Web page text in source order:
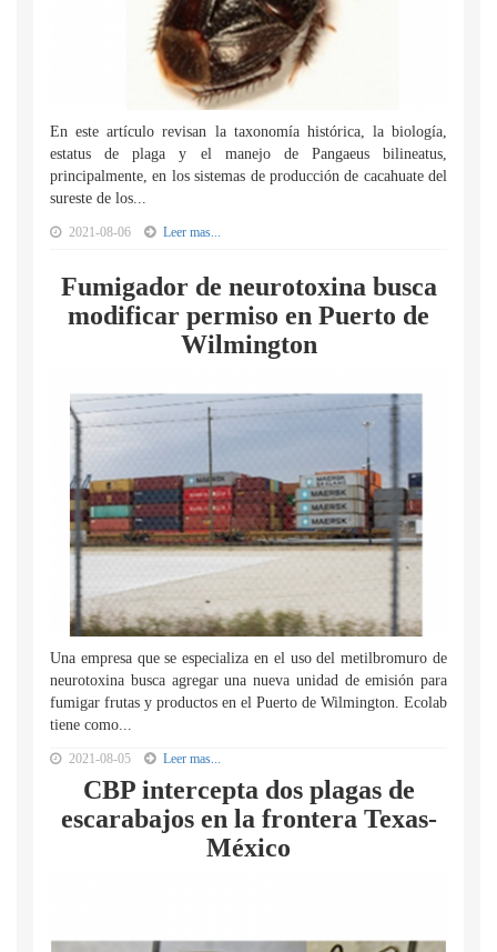
En este artículo revisan la taxonomía histórica, la biología,
estatus de plaga y el manejo de Pangaeus bilineatus,
principalmente, en los sistemas de producción de cacahuate del
sureste de los...
2021-08-06 Leer mas...
Fumigador de neurotoxina busca
modificar permiso en Puerto de
Wilmington
Una empresa que se especializa en el uso del metilbromuro de
neurotoxina busca agregar una nueva unidad de emisión para
fumigar frutas y productos en el Puerto de Wilmington. Ecolab
tiene como...
2021-08-05 Leer mas...
CBP intercepta dos plagas de
escarabajos en la frontera Texas-
México